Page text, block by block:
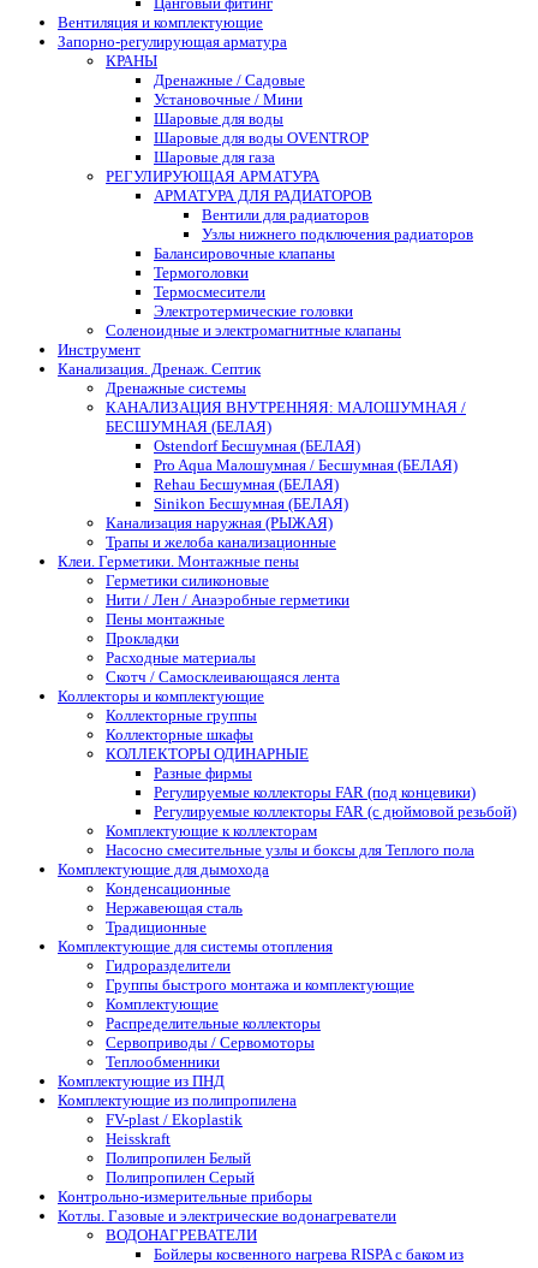
Вентиляция и комплектующие
Запорно-регулирующая арматура
КРАНЫ
Дренажные / Садовые
Установочные / Мини
Шаровые для воды
Шаровые для воды OVENTROP
Шаровые для газа
РЕГУЛИРУЮЩАЯ АРМАТУРА
АРМАТУРА ДЛЯ РАДИАТОРОВ
Вентили для радиаторов
Узлы нижнего подключения радиаторов
Балансировочные клапаны
Термоголовки
Термосмесители
Электротермические головки
Соленоидные и электромагнитные клапаны
Инструмент
Канализация. Дренаж. Септик
Дренажные системы
КАНАЛИЗАЦИЯ ВНУТРЕННЯЯ: МАЛОШУМНАЯ /
БЕСШУМНАЯ (БЕЛАЯ)
Ostendorf Бесшумная (БЕЛАЯ)
Pro Aqua Малошумная / Бесшумная (БЕЛАЯ)
Rehau Бесшумная (БЕЛАЯ)
Sinikon Бесшумная (БЕЛАЯ)
Канализация наружная (РЫЖАЯ)
Трапы и желоба канализационные
Клеи. Герметики. Монтажные пены
Герметики силиконовые
Нити / Лен / Анаэробные герметики
Пены монтажные
Прокладки
Расходные материалы
Скотч / Самосклеивающаяся лента
Коллекторы и комплектующие
Коллекторные группы
Коллекторные шкафы
КОЛЛЕКТОРЫ ОДИНАРНЫЕ
Разные фирмы
Регулируемые коллекторы FAR (под концевики)
Регулируемые коллекторы FAR (с дюймовой резьбой)
Комплектующие к коллекторам
Насосно смесительные узлы и боксы для Теплого пола
Комплектующие для дымохода
Конденсационные
Нержавеющая сталь
Традиционные
Комплектующие для системы отопления
Гидроразделители
Группы быстрого монтажа и комплектующие
Комплектующие
Распределительные коллекторы
Сервоприводы / Сервомоторы
Теплообменники
Комплектующие из ПНД
Комплектующие из полипропилена
FV-plast / Ekoplastik
Heisskraft
Полипропилен Белый
Полипропилен Серый
Контрольно-измерительные приборы
Котлы. Газовые и электрические водонагреватели
ВОДОНАГРЕВАТЕЛИ
Бойлеры косвенного нагрева RISPA с баком из